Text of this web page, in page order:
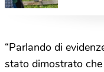
“Parlando di
stato dimostrato